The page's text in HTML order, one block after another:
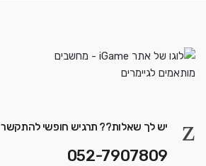
יש לך שאלות?? תרגיש חופשי להתקשר
052-7907809